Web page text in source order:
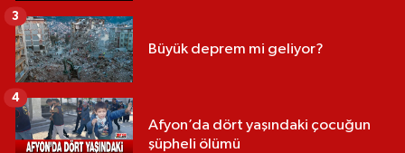
Büyük deprem mi geliyor?
3
Afyon’da dört yaşındaki çocuğun
şüpheli ölümü
4